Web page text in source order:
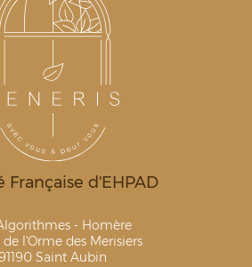
Française d'EHPAD
- Homère
l'Orme des Merisiers
91190 Saint Aubin